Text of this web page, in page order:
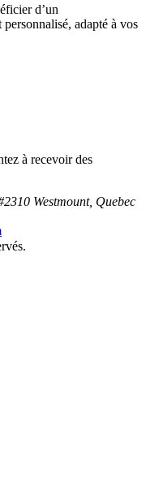
d’un
adapté à vos
à recevoir des
Westmount, Quebec